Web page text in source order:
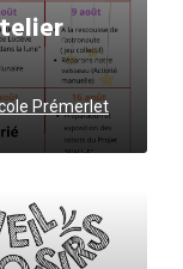
Prémerlet